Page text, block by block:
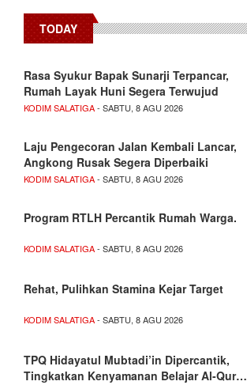
TODAY
Rasa Syukur Bapak Sunarji Terpancar,
Rumah Layak Huni Segera Terwujud
KODIM SALATIGA- SABTU, 8 AGU 2026
Laju Pengecoran Jalan Kembali Lancar,
Angkong Rusak Segera Diperbaiki
KODIM SALATIGA- SABTU, 8 AGU 2026
Program RTLH Percantik Rumah Warga.
KODIM SALATIGA- SABTU, 8 AGU 2026
Rehat, Pulihkan Stamina Kejar Target
KODIM SALATIGA- SABTU, 8 AGU 2026
TPQ Hidayatul Mubtadi’in Dipercantik,
Tingkatkan Kenyamanan Belajar Al-Qur…